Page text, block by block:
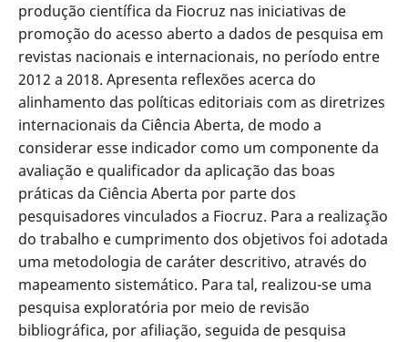
produção científica da Fiocruz nas iniciativas de
promoção do acesso aberto a dados de pesquisa em
revistas nacionais e internacionais, no período entre
2012 a 2018. Apresenta reflexões acerca do
alinhamento das políticas editoriais com as diretrizes
internacionais da Ciência Aberta, de modo a
considerar esse indicador como um componente da
avaliação e qualificador da aplicação das boas
práticas da Ciência Aberta por parte dos
pesquisadores vinculados a Fiocruz. Para a realização
do trabalho e cumprimento dos objetivos foi adotada
uma metodologia de caráter descritivo, através do
mapeamento sistemático. Para tal, realizou-se uma
pesquisa exploratória por meio de revisão
bibliográfica, por afiliação, seguida de pesquisa